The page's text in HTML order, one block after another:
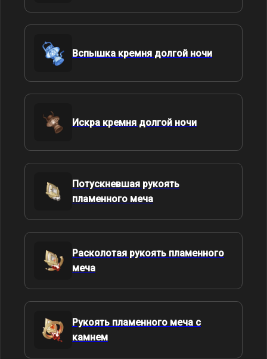
Вспышка кремня долгой ночи
Искра кремня долгой ночи
Потускневшая рукоять
пламенного меча
Расколотая рукоять пламенного
меча
Рукоять пламенного меча с
камнем